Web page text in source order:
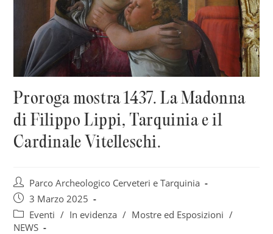
Proroga mostra 1437. La Madonna
di Filippo Lippi, Tarquinia e il
Cardinale Vitelleschi.
Autore
dell'articolo:
Parco Archeologico Cerveteri e Tarquinia
Articolo
pubblicato:
3 Marzo 2025
Categoria
dell'articolo:
Eventi / In evidenza / Mostre ed Esposizioni /
NEWS